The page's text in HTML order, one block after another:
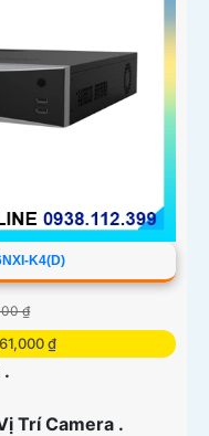
K4(D)
₫
₫
.
Trí Camera .